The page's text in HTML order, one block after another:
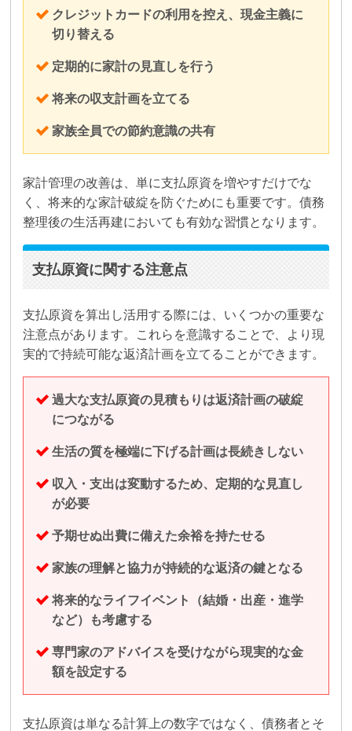
クレジットカードの利用を控え、現金主義に
切り替える
定期的に家計の見直しを行う
将来の収支計画を立てる
家族全員での節約意識の共有
家計管理の改善は、単に支払原資を増やすだけでな
く、将来的な家計破綻を防ぐためにも重要です。債務
整理後の生活再建においても有効な習慣となります。
支払原資に関する注意点
支払原資を算出し活用する際には、いくつかの重要な
注意点があります。これらを意識することで、より現
実的で持続可能な返済計画を立てることができます。
過大な支払原資の見積もりは返済計画の破綻
につながる
生活の質を極端に下げる計画は長続きしない
収入・支出は変動するため、定期的な見直し
が必要
予期せぬ出費に備えた余裕を持たせる
家族の理解と協力が持続的な返済の鍵となる
将来的なライフイベント（結婚・出産・進学
など）も考慮する
専門家のアドバイスを受けながら現実的な金
額を設定する
支払原資は単なる計算上の数字ではなく、債務者とそ